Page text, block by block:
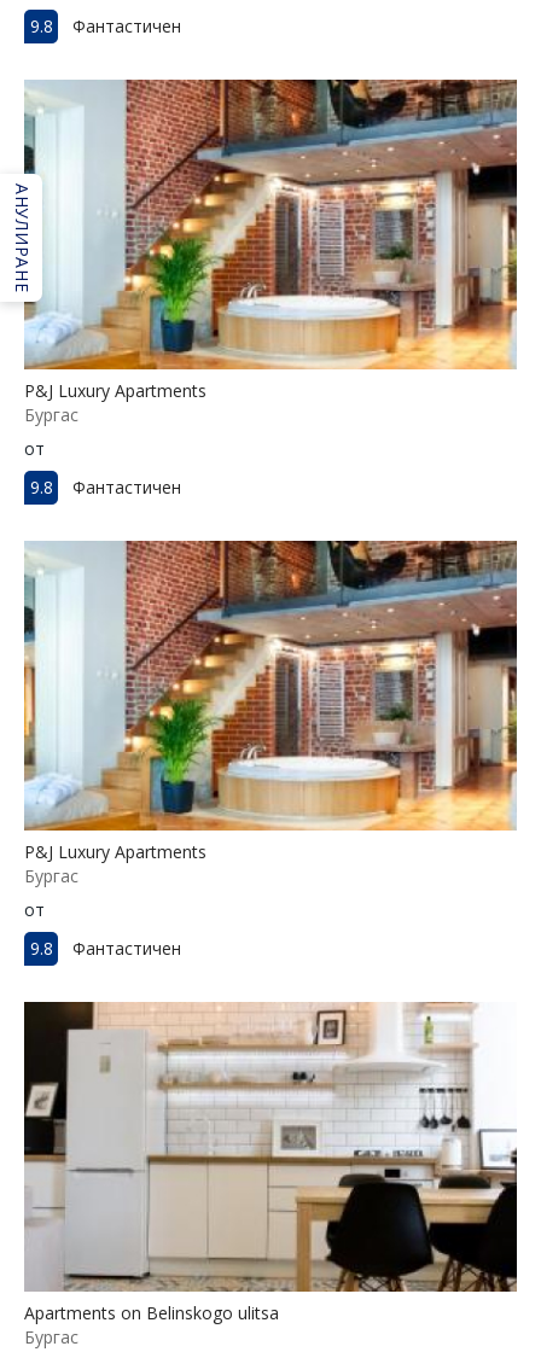
9.8
Фантастичен
P&J Luxury Apartments
Бургас
от
9.8
Фантастичен
P&J Luxury Apartments
Бургас
от
9.8
Фантастичен
Apartments on Belinskogo ulitsa
Бургас
АНУЛИРАНЕ